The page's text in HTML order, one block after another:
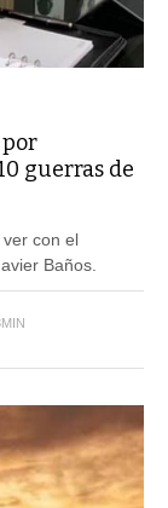
guerras de
con el
Baños.